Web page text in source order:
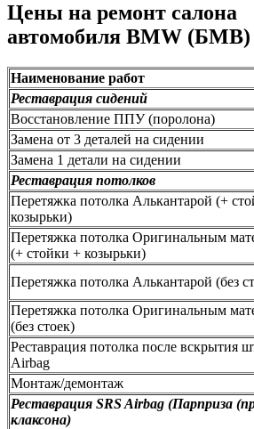
Цены на ремонт салона
автомобиля BMW (БМВ)
Наименование работ
Реставрация сидений
Восстановление ППУ (поролона)
Замена от 3 деталей на сидении
Замена 1 детали на сидении
Реставрация потолков
Перетяжка потолка Алькантарой (+
козырьки)
Перетяжка потолка Оригинальным
(+ стойки + козырьки)
Перетяжка потолка Алькантарой (без
Перетяжка потолка Оригинальным
(без стоек)
Реставрация потолка после вскрытия
Airbag
Монтаж/демонтаж
Реставрация SRS Airbag (Парприза
клаксона)